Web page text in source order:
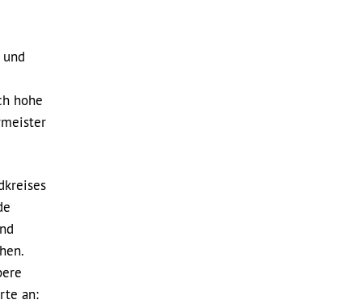
hohe
an: